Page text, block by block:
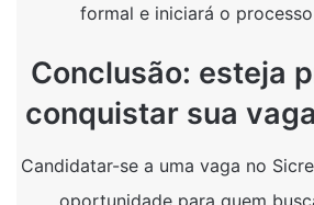
formal e iniciará o
Conclusão: esteja
conquistar sua
Candidatar-se a uma vaga no